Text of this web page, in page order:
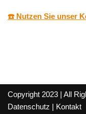
☎️ Nutzen Sie unser
Copyright 2023 | All
Datenschutz | Kontakt